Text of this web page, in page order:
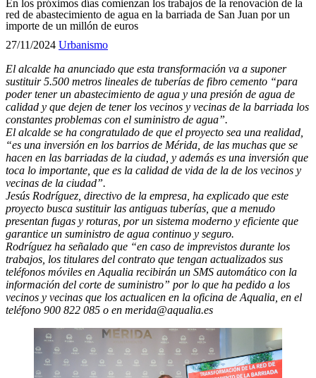
En los próximos días comienzan los trabajos de la renovación de la
red de abastecimiento de agua en la barriada de San Juan por un
importe de un millón de euros
27/11/2024 Urbanismo
El alcalde ha anunciado que esta transformación va a suponer
sustituir 5.500 metros lineales de tuberías de fibro cemento “para
poder tener un abastecimiento de agua y una presión de agua de
calidad y que dejen de tener los vecinos y vecinas de la barriada los
constantes problemas con el suministro de agua”.
El alcalde se ha congratulado de que el proyecto sea una realidad,
“es una inversión en los barrios de Mérida, de las muchas que se
hacen en las barriadas de la ciudad, y además es una inversión que
toca lo importante, que es la calidad de vida de la de los vecinos y
vecinas de la ciudad”.
Jesús Rodríguez, directivo de la empresa, ha explicado que este
proyecto busca sustituir las antiguas tuberías, que a menudo
presentan fugas y roturas, por un sistema moderno y eficiente que
garantice un suministro de agua continuo y seguro.
Rodríguez ha señalado que “en caso de imprevistos durante los
trabajos, los titulares del contrato que tengan actualizados sus
teléfonos móviles en Aqualia recibirán un SMS automático con la
información del corte de suministro” por lo que ha pedido a los
vecinos y vecinas que los actualicen en la oficina de Aqualia, en el
teléfono 900 822 085 o en merida@aqualia.es